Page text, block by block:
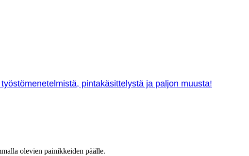
pintakäsittelystä ja paljon muusta!
olevien painikkeiden päälle.